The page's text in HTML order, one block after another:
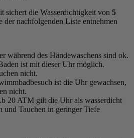
sichert die Wasserdichtigkeit von 5
der nachfolgenden Liste entnehmen
während des Händewaschens sind ok.
ist mit dieser Uhr möglich.
nicht.
ist die Uhr gewachsen,
nicht.
20 ATM gilt die Uhr als wasserdicht
und Tauchen in geringer Tiefe